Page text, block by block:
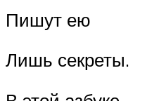
Пишут ею
Лишь секреты.